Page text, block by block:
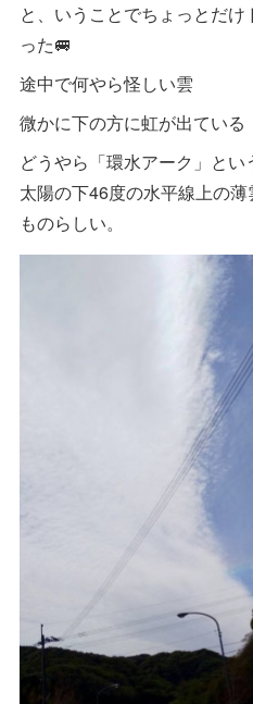
と、いうことでちょっとだ
った🚐
途中で何やら怪しい雲
微かに下の方に虹が出ている
どうやら「環水アーク」とい
太陽の下46度の水平線上の
ものらしい。